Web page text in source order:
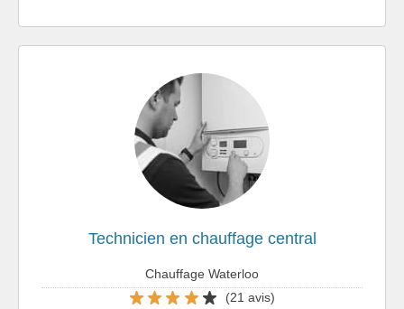
Technicien en chauffage central
Chauffage Waterloo
(21 avis)